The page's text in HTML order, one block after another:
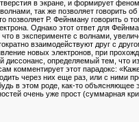
в экране, и формирует
так же позволяет говорить
позволяет Р. Фейнману говорить о
Однако этот ответ для
что в эксперименте с волнами,
взаимодействуют друг с
новых электронов, при
диссонанс, определяемый тем, что
комментирует этот парадокс:
через них еще раз, или с ними
в этом роде, как-то объясняющее
очень уже прост (суммарная